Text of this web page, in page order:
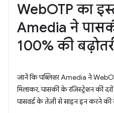
WebOTP का
Amedia ने
100% की
जानें कि पब्लिशर Amedia ने
मिलाकर, पासकी के रजिस्ट्रेशन की
पासवर्ड के तेज़ी से साइन इन करने